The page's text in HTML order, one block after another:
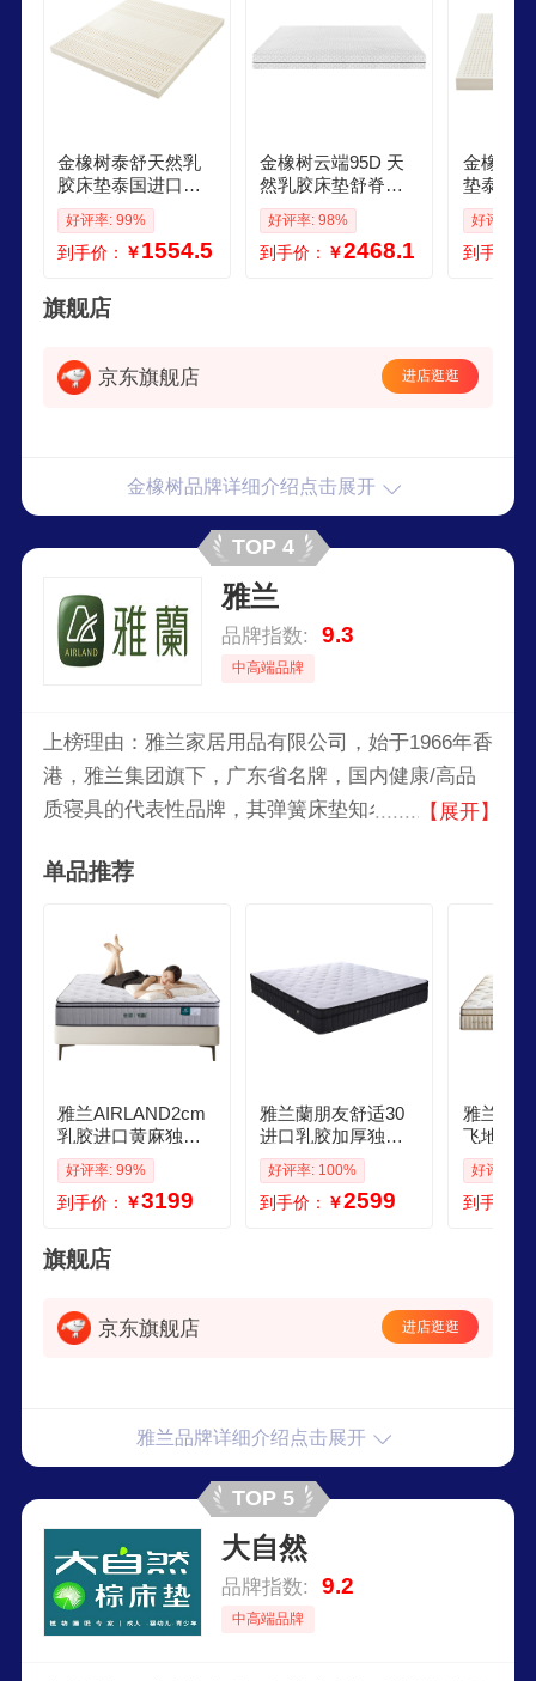
金橡树泰舒天然乳
胶床垫泰国进口原
液榻榻米双人可定
制182米 适中偏硬
好评率: 99%
到手价： ￥1554.5
金橡树云端95D 天
然乳胶床垫舒脊泰
国进口可定制榻榻
米182米 适中偏硬
好评率: 98%
到手价： ￥2468.1
金橡树
垫泰国
脊榻榻
82米 适
好评率:
到手价：
旗舰店
京东旗舰店 进店逛逛
金橡树品牌详细介绍点击展开
TOP 4
雅兰
品牌指数: 9.3
中高端品牌
上榜理由：雅兰家居用品有限公司，始于1966年香
港，雅兰集团旗下，广东省名牌，国内健康/高品
质寝具的代表性品牌，其弹簧床垫知名度高，集家
发展及玩具生产等于一体。
【展开】
单品推荐
雅兰AIRLAND2cm
乳胶进口黄麻独袋
弹簧床垫 有度旗舰
Plus 152米 软硬适
中
好评率: 99%
到手价： ￥3199
雅兰蘭朋友舒适30
进口乳胶加厚独袋
弹簧床垫 1519米 软
硬适中
好评率: 100%
到手价： ￥2599
雅兰
飞地系
新绿洲
适中
好评率:
到手价：
旗舰店
京东旗舰店 进店逛逛
雅兰品牌详细介绍点击展开
TOP 5
大自然
品牌指数: 9.2
中高端品牌